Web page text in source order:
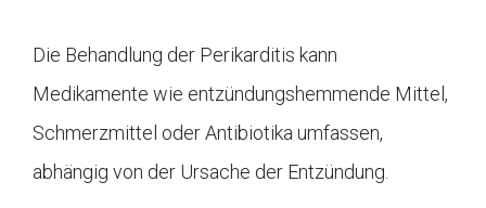
Die Behandlung der Perikarditis kann
Medikamente wie entzündungshemmende Mittel,
Schmerzmittel oder Antibiotika umfassen,
abhängig von der Ursache der Entzündung.